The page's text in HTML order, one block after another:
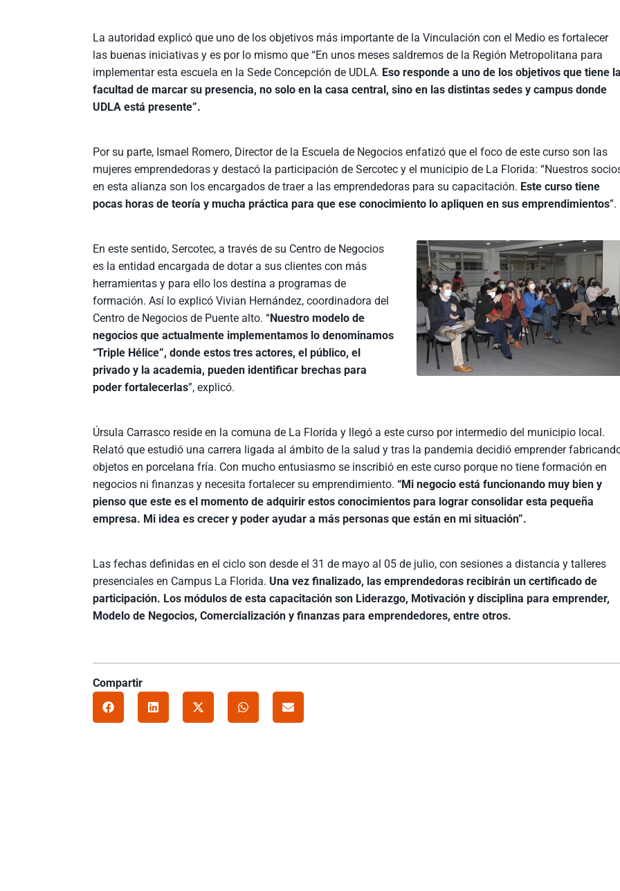
La autoridad explicó que uno de los objetivos más importante de la Vinculación con el Medio es fortalecer
las buenas iniciativas y es por lo mismo que “En unos meses saldremos de la Región Metropolitana para
implementar esta escuela en la Sede Concepción de UDLA. Eso responde a uno de los objetivos que tiene
facultad de marcar su presencia, no solo en la casa central, sino en las distintas sedes y campus donde
UDLA está presente”.
Por su parte, Ismael Romero, Director de la Escuela de Negocios enfatizó que el foco de este curso son las
mujeres emprendedoras y destacó la participación de Sercotec y el municipio de La Florida: “Nuestros
en esta alianza son los encargados de traer a las emprendedoras para su capacitación. Este curso tiene
pocas horas de teoría y mucha práctica para que ese conocimiento lo apliquen en sus emprendimientos”.
En este sentido, Sercotec, a través de su Centro de Negocios
es la entidad encargada de dotar a sus clientes con más
herramientas y para ello los destina a programas de
formación. Así lo explicó Vivian Hernández, coordinadora del
Centro de Negocios de Puente alto. “Nuestro modelo de
negocios que actualmente implementamos lo denominamos
“Triple Hélice”, donde estos tres actores, el público, el
privado y la academia, pueden identificar brechas para
poder fortalecerlas”, explicó.
Úrsula Carrasco reside en la comuna de La Florida y llegó a este curso por intermedio del municipio local.
Relató que estudió una carrera ligada al ámbito de la salud y tras la pandemia decidió emprender
objetos en porcelana fría. Con mucho entusiasmo se inscribió en este curso porque no tiene formación en
negocios ni finanzas y necesita fortalecer su emprendimiento.“Mi negocio está funcionando muy bien y
pienso que este es el momento de adquirir estos conocimientos para lograr consolidar esta pequeña
empresa. Mi idea es crecer y poder ayudar a más personas que están en mi situación”.
Las fechas definidas en el ciclo son desde el 31 de mayo al 05 de julio, con sesiones a distancia y talleres
presenciales en Campus La Florida. Una vez finalizado, las emprendedoras recibirán un certificado de
participación. Los módulos de esta capacitación son Liderazgo, Motivación y disciplina para emprender,
Modelo de Negocios, Comercialización y finanzas para emprendedores, entre otros.
Compartir